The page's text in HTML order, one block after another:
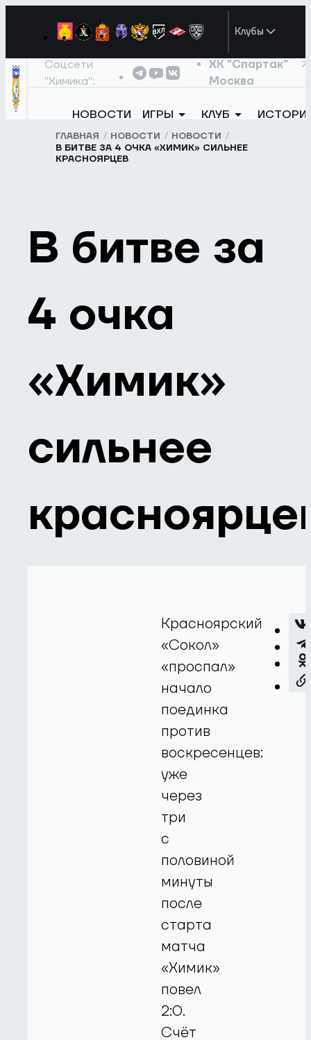
Клубы
Соцсети
"Химика":
ХК "Спартак"
Москва
НОВОСТИ ИГРЫ КЛУБ
ГЛАВНАЯ НОВОСТИ
НОВОСТИ
В БИТВЕ ЗА 4 ОЧКА «ХИМИК» СИЛЬНЕЕ
КРАСНОЯРЦЕВ
В битве за
4 очка
«Химик»
сильнее
Красноярский
«Сокол»
«проспал»
начало
поединка
против
воскресенцев:
уже
через
три
с
половиной
минуты
после
старта
матча
«Химик»
повел
2:0.
Счёт